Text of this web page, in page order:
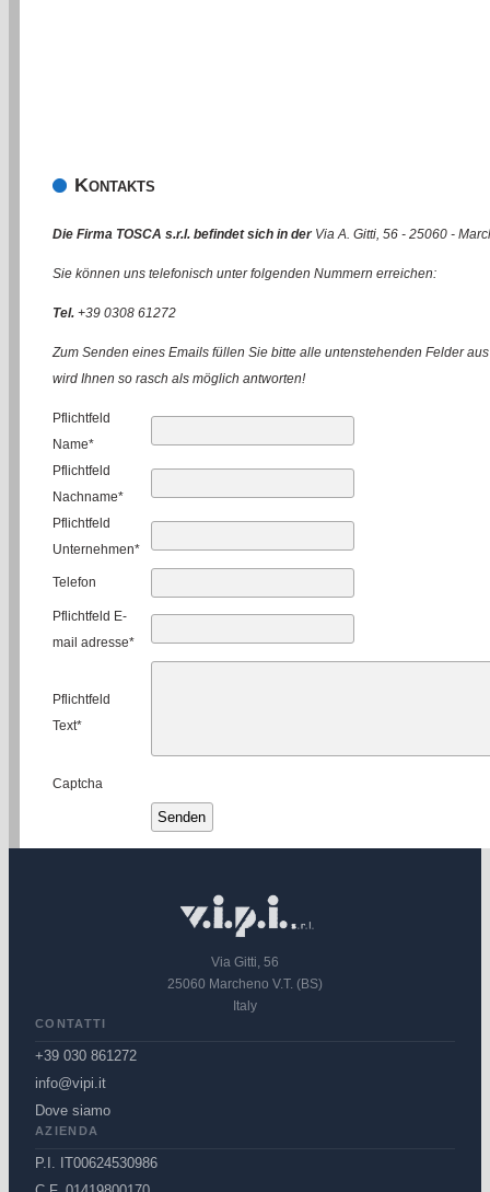
Kontakts
Die Firma TOSCA s.r.l. befindet sich in der Via A. Gitti, 56 - 25060 -
Sie können uns telefonisch unter folgenden Nummern erreichen:
Tel. +39 0308 61272
Zum Senden eines Emails füllen Sie bitte alle untenstehenden Felder
wird Ihnen so rasch als möglich antworten!
Pflichtfeld
Name*
Pflichtfeld
Nachname*
Pflichtfeld
Unternehmen*
Telefon
Pflichtfeld E-
mail adresse*
Pflichtfeld
Text*
Captcha
Via Gitti, 56
25060 Marcheno V.T. (BS)
Italy
CONTATTI
+39 030 861272
info@vipi.it
Dove siamo
AZIENDA
P.I. IT00624530986